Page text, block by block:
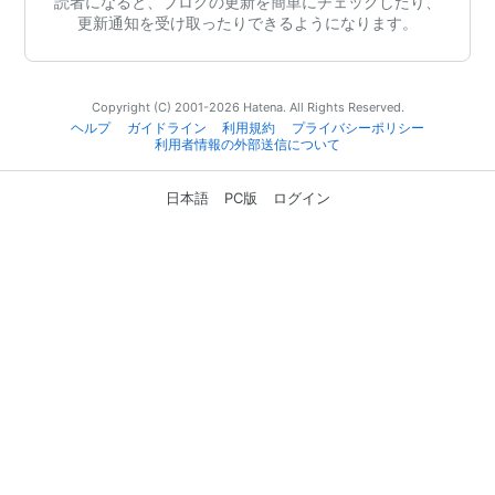
更新通知を受け取ったりできるようになります。
Copyright (C) 2001-2026 Hatena. All Rights Reserved.
ヘルプ
ガイドライン 利用規約
プライバシーポリシー
利用者情報の外部送信について
日本語 PC版 ログイン